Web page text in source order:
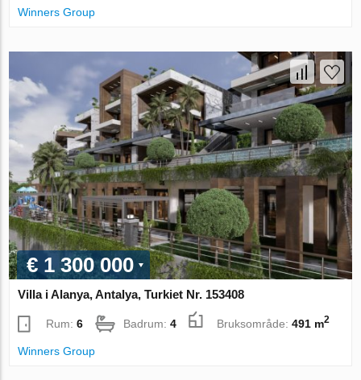
Winners Group
€ 1 300 000
Villa i Alanya, Antalya, Turkiet Nr. 153408
Rum:6 Badrum:4 Bruksområde:491 m2
Winners Group